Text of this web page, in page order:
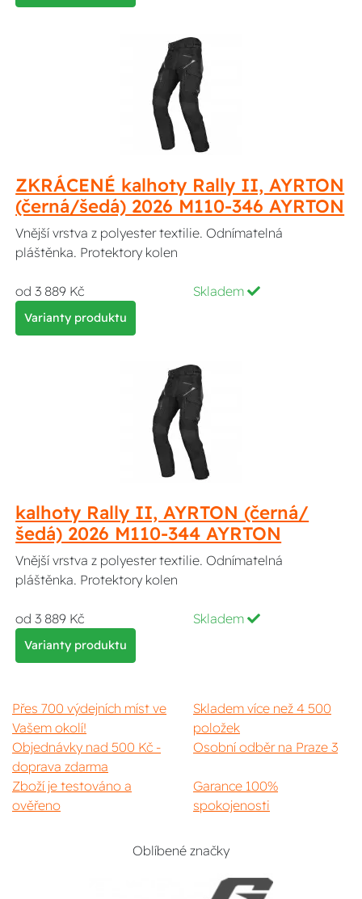
ZKRÁCENÉ kalhoty Rally II, AYRTON
(černá/šedá) 2026 M110-346 AYRTON
Vnější vrstva z polyester textilie. Odnímatelná
pláštěnka. Protektory kolen
od 3 889 Kč Skladem
Varianty produktu
kalhoty Rally II, AYRTON (černá/
šedá) 2026 M110-344 AYRTON
Vnější vrstva z polyester textilie. Odnímatelná
pláštěnka. Protektory kolen
od 3 889 Kč Skladem
Varianty produktu
Přes 700 výdejních míst ve
Vašem okolí!
Skladem více než 4 500
položek
Objednávky nad 500 Kč -
doprava zdarma
Osobní odběr na Praze 3
Zboží je testováno a
ověřeno
Garance 100%
spokojenosti
Oblíbené značky